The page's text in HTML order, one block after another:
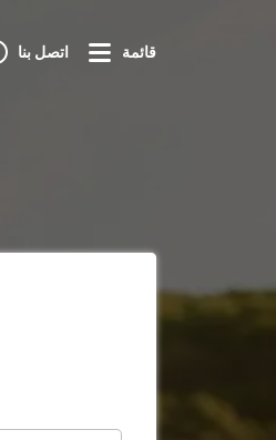
اتصل بنا قائمة